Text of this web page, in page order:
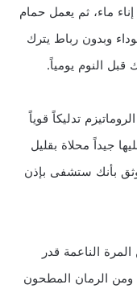
ماء، ثم يعمل حمام
وبدون رباط يترك
النوم يومياً.
تدليكاً قوياً
جيداً محلاة بقليل
بأنك ستشفى بإذن
الناعمة قدر
الرمان المطحون